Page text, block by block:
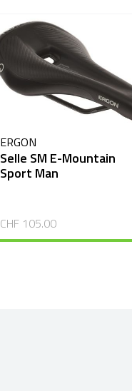
ERGON
Selle SM E-Mountain
Sport Man
CHF 105.00